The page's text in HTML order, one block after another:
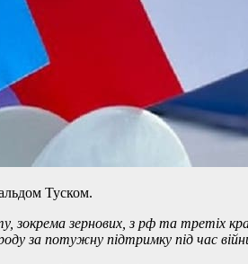
Туском.
зокрема зернових, з рф та третіх
за потужну підтримку під час